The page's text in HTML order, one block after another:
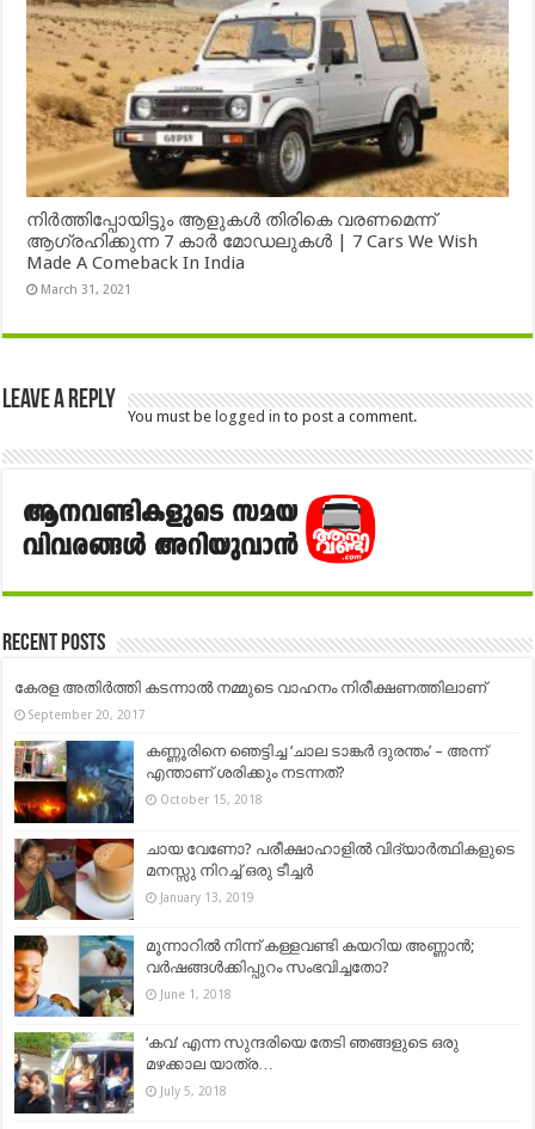
നിർത്തിപ്പോയിട്ടും ആളുകൾ തിരികെ വരണമെന്ന്
ആഗ്രഹിക്കുന്ന 7 കാർ മോഡലുകൾ | 7 Cars We Wish
Made A Comeback In India
March 31, 2021
Leave a Reply
You must be logged in to post a comment.
Recent Posts
കേരള അതിർത്തി കടന്നാൽ നമ്മുടെ വാഹനം നിരീക്ഷണത്തിലാണ്
September 20, 2017
കണ്ണൂരിനെ ഞെട്ടിച്ച ‘ചാല ടാങ്കർ ദുരന്തം’ – അന്ന്
എന്താണ് ശരിക്കും നടന്നത്?
October 15, 2018
ചായ വേണോ? പരീക്ഷാഹാളിൽ വിദ്യാർത്ഥികളുടെ
മനസ്സു നിറച്ച് ഒരു ടീച്ചർ
January 13, 2019
മൂന്നാറിൽ നിന്ന് കള്ളവണ്ടി കയറിയ അണ്ണാൻ;
വർഷങ്ങൾക്കിപ്പുറം സംഭവിച്ചതോ?
June 1, 2018
‘കവ’ എന്ന സുന്ദരിയെ തേടി ഞങ്ങളുടെ ഒരു
മഴക്കാല യാത്ര…
July 5, 2018